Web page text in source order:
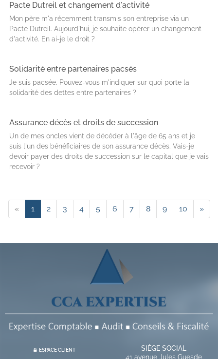
Pacte Dutreil et changement d'activité
Mon père m'a récemment transmis son entreprise via un
Pacte Dutreil. Aujourd'hui, je souhaite opérer un changement
d'activité. En ai-je le droit ?
Solidarité entre partenaires pacsés
Je suis pacsée. Pouvez-vous m'indiquer sur quoi porte la
solidarité des dettes entre partenaires ?
Assurance décès et droits de succession
Un de mes oncles vient de décéder à l'âge de 65 ans et je
suis l'un des bénéficiaires de son assurance décès. Vais-je
devoir payer des droits de succession sur le capital que je vais
recevoir ?
« 1 2 3 4 5 6 7 8 9 10 »
ESPACE CLIENT
SIÈGE SOCIAL
41 avenue Jules Guesde